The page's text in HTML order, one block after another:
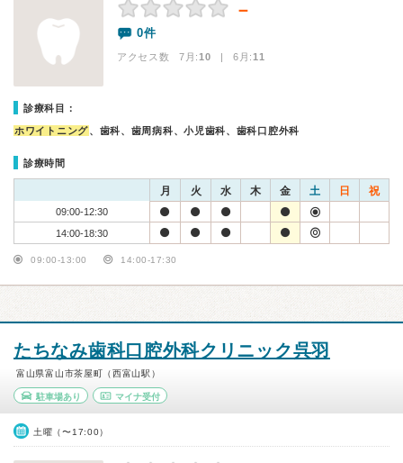
－
0件
アクセス数 7月:10 | 6月:11
診療科目：
ホワイトニング、歯科、歯周病科、小児歯科、歯科口腔外科
診療時間
月 火 水 木 金 土 日 祝
09:00-12:30
14:00-18:30
09:00-13:00 14:00-17:30
たちなみ歯科口腔外科クリニック呉羽
富山県富山市茶屋町（西富山駅）
駐車場あり マイナ受付
土曜（〜17:00）